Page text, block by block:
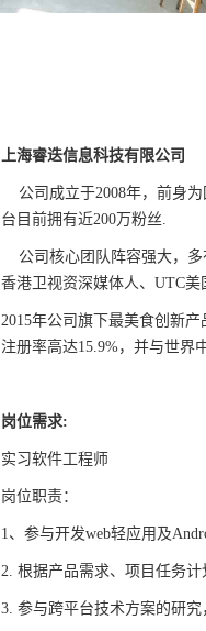
上海睿迭信息科技有限公司
公司成立于2008年，前身
台目前拥有近200万粉丝.
公司核心团队阵容强大，
香港卫视资深媒体人、 UTC美
2015年公司旗下最美食创新产
注册率高达15.9%，并与世界
岗位需求:
实习软件工程师
岗位职责：
1、参与开发web轻应用及
2. 根据产品需求、项目任务计
3. 参与跨平台技术方案的研究